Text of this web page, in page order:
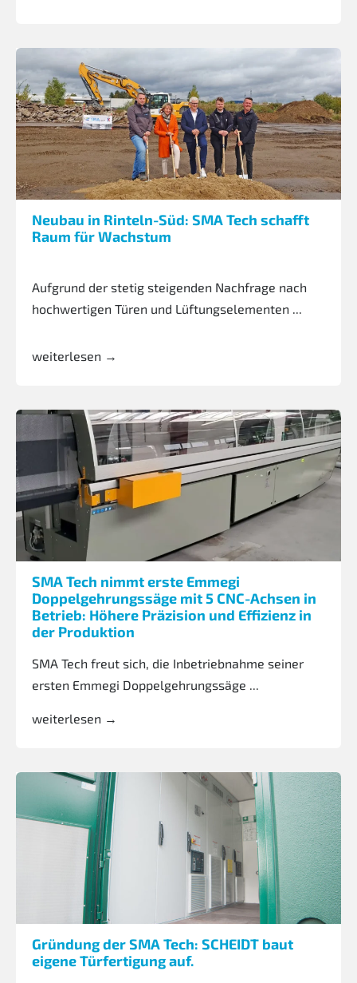
Neubau in Rinteln-Süd: SMA Tech schafft
Raum für Wachstum
Aufgrund der stetig steigenden Nachfrage nach
hochwertigen Türen und Lüftungselementen ...
weiterlesen →
SMA Tech nimmt erste Emmegi
Doppelgehrungssäge mit 5 CNC-Achsen in
Betrieb: Höhere Präzision und Effizienz in
der Produktion
SMA Tech freut sich, die Inbetriebnahme seiner
ersten Emmegi Doppelgehrungssäge ...
weiterlesen →
Gründung der SMA Tech: SCHEIDT baut
eigene Türfertigung auf.